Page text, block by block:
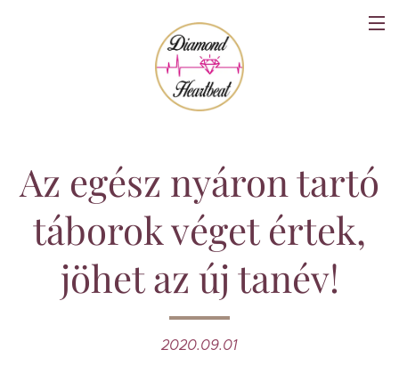
Az egész nyáron tartó
táborok véget értek,
jöhet az új tanév!
2020.09.01